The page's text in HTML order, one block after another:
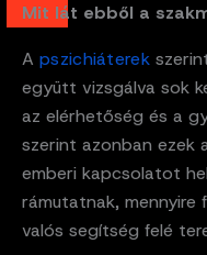
Mit lát ebből a
A pszichiáterek
együtt vizsgálva sok
az elérhetőség és a
szerint azonban ezek
emberi kapcsolatot
rámutatnak, mennyire
valós segítség felé